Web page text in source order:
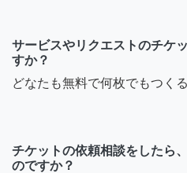
サービスやリクエストのチケ
すか？
どなたも無料で何枚でもつく
チケットの依頼相談をしたら
のですか？